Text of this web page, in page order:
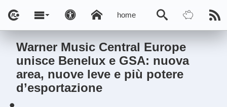
home
Warner Music Central Europe
unisce Benelux e GSA: nuova
area, nuove leve e più potere
d’esportazione